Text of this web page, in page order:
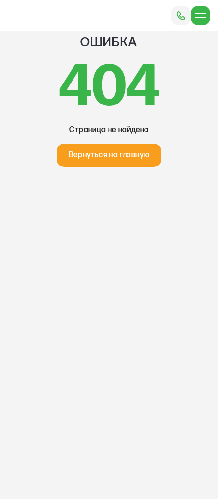
ОШИБКА
404
Страница не найдена
Вернуться на главную